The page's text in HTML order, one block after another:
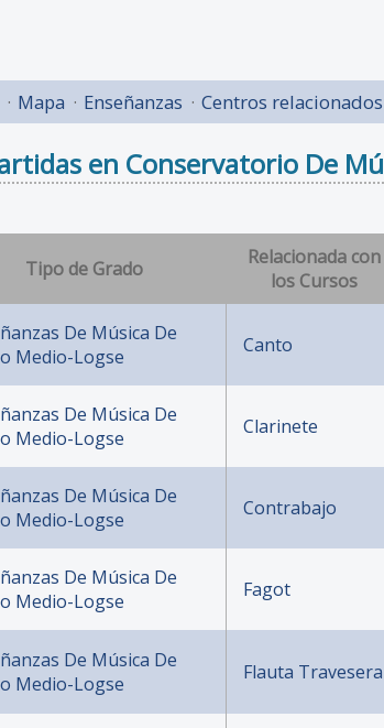
Mapa Enseñanzas Centros relacionados
en Conservatorio De
Tipo de Grado
Relacionada con
los Cursos
De Música De
Medio-Logse
Canto
De Música De
Medio-Logse
Clarinete
De Música De
Medio-Logse
Contrabajo
De Música De
Medio-Logse
Fagot
De Música De
Medio-Logse
Flauta Travesera